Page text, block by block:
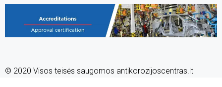
© 2020 Visos teisės saugomos antikorozijoscentras.lt